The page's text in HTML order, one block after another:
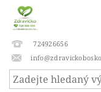
724926656